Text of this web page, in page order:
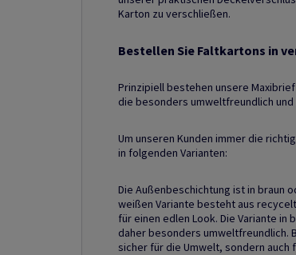
Karton zu verschließen.
Bestellen Sie Faltkartons in
Prinzipiell bestehen unsere
die besonders umweltfreundlich
Um unseren Kunden immer die
in folgenden Varianten:
Die Außenbeschichtung ist in braun
weißen Variante besteht aus
für einen edlen Look. Die Variante
daher besonders umweltfreundlich.
sicher für die Umwelt, sondern auch